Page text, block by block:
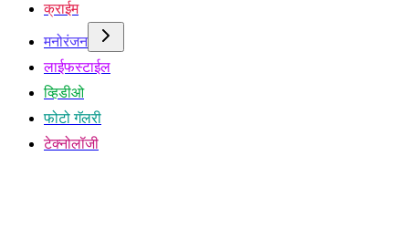
क्राईम
मनोरंजन
लाईफस्टाईल
व्हिडीओ
फोटो गॅलरी
टेक्नोलॉजी